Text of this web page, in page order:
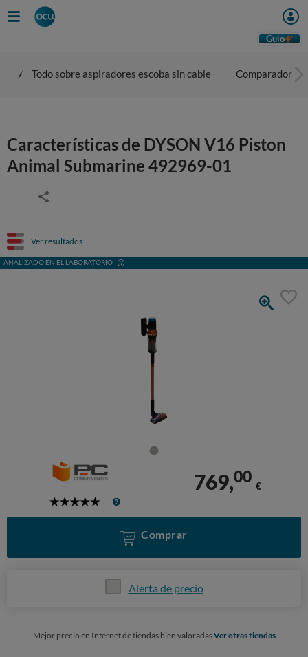
Guio
Todo sobre aspiradores escoba sin cable Comparador
Características de DYSON V16 Piston
Animal Submarine 492969-01
Ver resultados
ANALIZADO EN EL LABORATORIO
5
769,00
€
Comprar
Alerta de precio
Mejor precio en Internet de tiendas bien valoradasVer otras tiendas